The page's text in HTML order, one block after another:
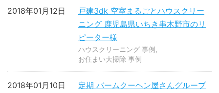
戸建3dk 空室まるごとハウスクリー
ニング 鹿児島県いちき串木野市のリ
ピーター様
2018年01月12日
ハウスクリーニング 事例
お住まい大掃除 事例
定期 バームクーヘン屋さんグループ
2018年01月10日